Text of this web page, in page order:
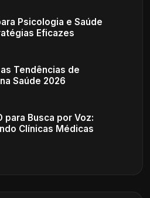
Psicologia e Saúde
Eficazes
Tendências de
Saúde 2026
para Busca por Voz:
Clínicas Médicas